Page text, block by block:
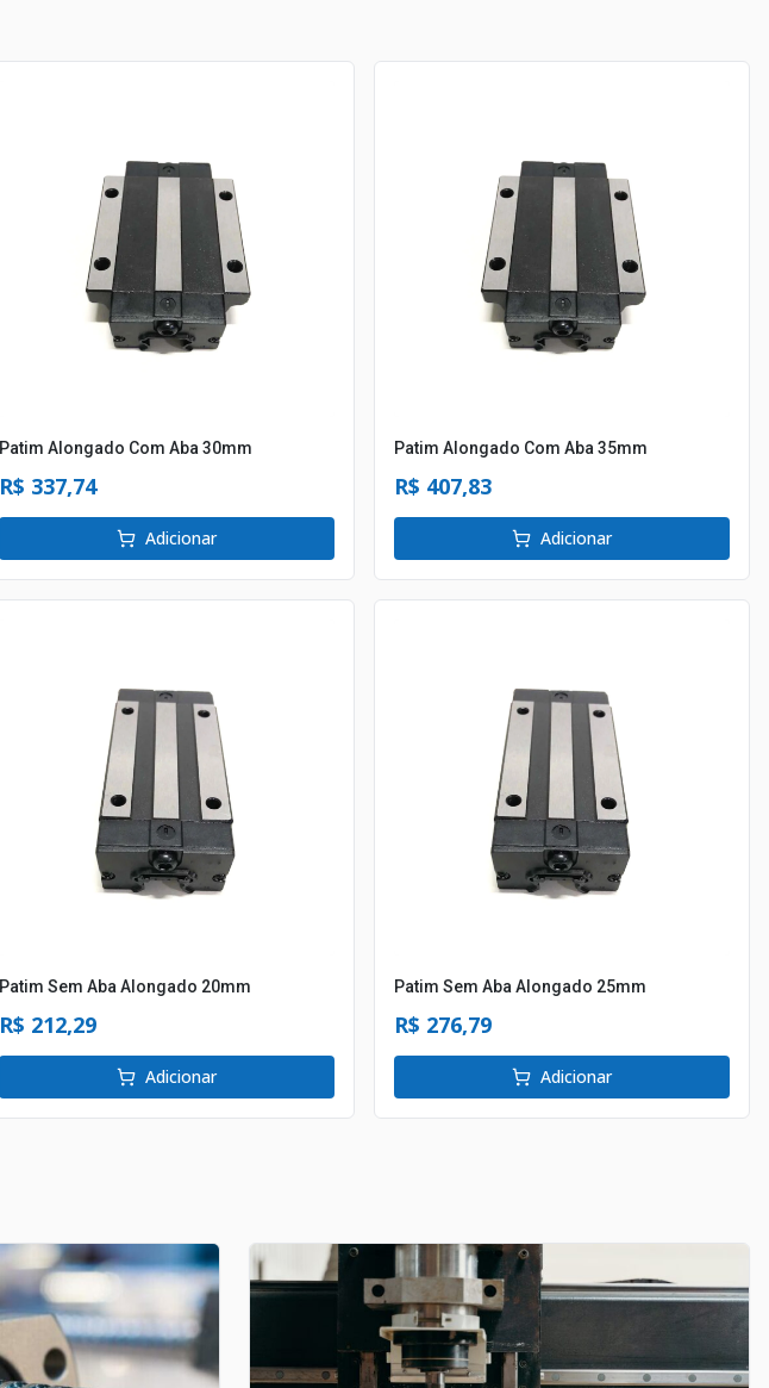
Patim Alongado Com Aba 30mm
R$ 337,74
Adicionar
Patim Alongado Com Aba 35mm
R$ 407,83
Adicionar
Patim Sem Aba Alongado 20mm
R$ 212,29
Adicionar
Patim Sem Aba Alongado 25mm
R$ 276,79
Adicionar